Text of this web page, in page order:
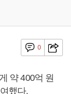
0
약 400억 원
했다.